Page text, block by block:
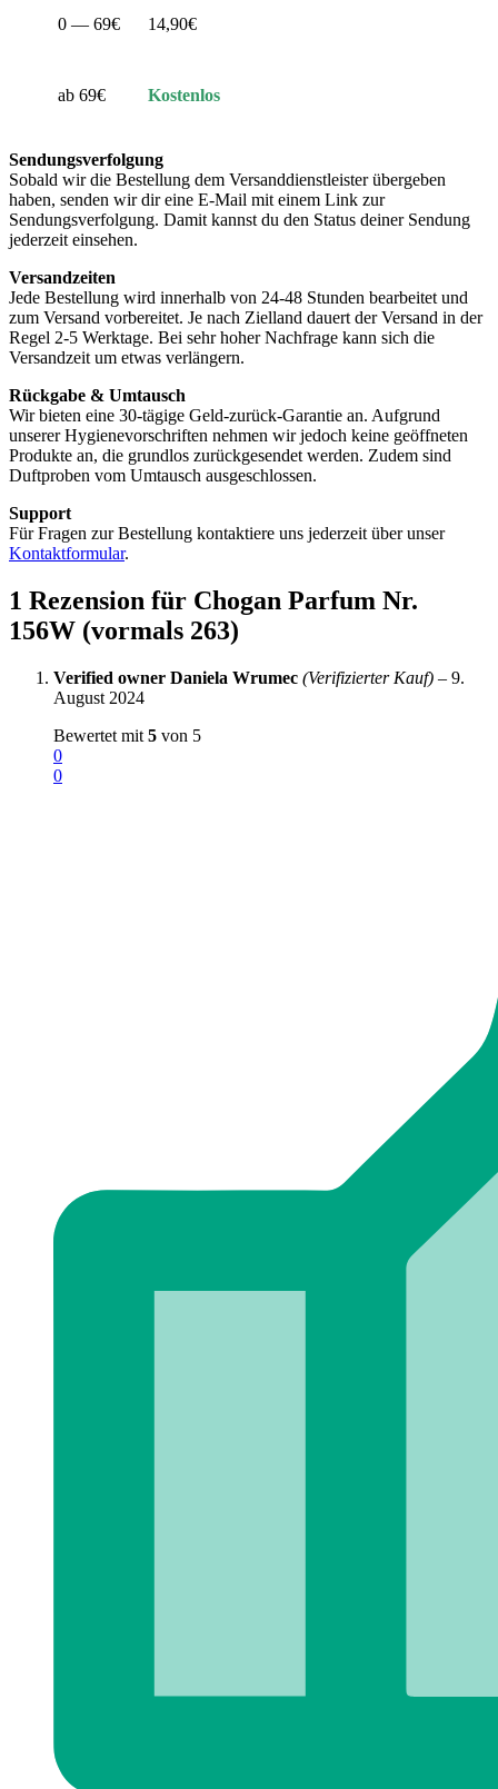
0 — 69€ 14,90€
ab 69€ Kostenlos
Sendungsverfolgung
Sobald wir die Bestellung dem Versanddienstleister übergeben
haben, senden wir dir eine E-Mail mit einem Link zur
Sendungsverfolgung. Damit kannst du den Status deiner Sendung
jederzeit einsehen.
Versandzeiten
Jede Bestellung wird innerhalb von 24-48 Stunden bearbeitet und
zum Versand vorbereitet. Je nach Zielland dauert der Versand in der
Regel 2-5 Werktage. Bei sehr hoher Nachfrage kann sich die
Versandzeit um etwas verlängern.
Rückgabe & Umtausch
Wir bieten eine 30-tägige Geld-zurück-Garantie an. Aufgrund
unserer Hygienevorschriften nehmen wir jedoch keine geöffneten
Produkte an, die grundlos zurückgesendet werden. Zudem sind
Duftproben vom Umtausch ausgeschlossen.
Support
Für Fragen zur Bestellung kontaktiere uns jederzeit über unser
Kontaktformular.
1 Rezension für Chogan Parfum Nr.
156W (vormals 263)
Verified owner Daniela Wrumec (Verifizierter Kauf) – 9.
August 2024
Bewertet mit 5 von 5
0
0